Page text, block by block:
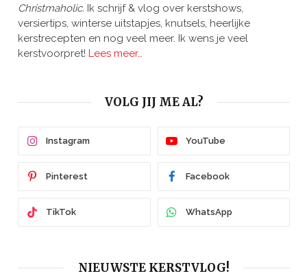
Christmaholic. Ik schrijf & vlog over kerstshows,
versiertips, winterse uitstapjes, knutsels, heerlijke
kerstrecepten en nog veel meer. Ik wens je veel
kerstvoorpret! Lees meer…
VOLG JIJ ME AL?
Instagram YouTube
Pinterest Facebook
TikTok WhatsApp
NIEUWSTE KERSTVLOG!